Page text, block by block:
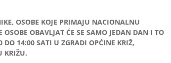
OSOBE KOJE PRIMAJU NACIONALNU
OBAVLJAT ĆE SE SAMO JEDAN DAN I TO
DO 14:00 SATI U ZGRADI OPĆINE KRIŽ,
KRIŽU.